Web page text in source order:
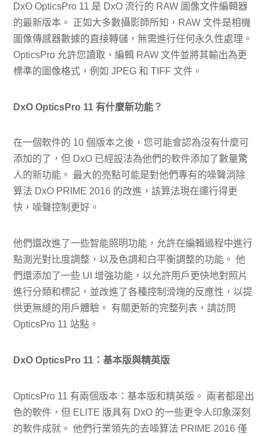
DxO OpticsPro 11 是 DxO 流行的 RAW 圖像文件編輯器
的最新版本。 正如大多數攝影師所知，RAW 文件是相機
圖像傳感器數據的直接轉儲，無需進行任何永久性處理。
OpticsPro 允許您讀取、編輯 RAW 文件並將其輸出為更
標準的圖像格式，例如 JPEG 和 TIFF 文件。
DxO OpticsPro 11 有什麼新功能？
在一個軟件的 10 個版本之後，您可能會認為沒有什麼可
添加的了，但 DxO 已經設法為他們的軟件添加了數量驚
人的新功能。 最大的亮點可能是對他們專有的噪聲消除
算法 DxO PRIME 2016 的改進，該算法現在運行得更
快，噪聲控制更好。
他們還改進了一些智能照明功能，允許在編輯過程中進行
點測光對比度調整，以及色調和白平衡調整的功能。 他
們還添加了一些 UI 增強功能，以允許用戶更快地對照片
進行分類和標記，並改進了各種控制滑塊的反應性，以提
供更無縫的用戶體驗。 有關更新的完整列表，請訪問
OpticsPro 11 站點。
DxO OpticsPro 11：基本版與精英版
OpticsPro 11 有兩個版本：基本版和精英版。 兩者都是出
色的軟件，但 ELITE 版具有 DxO 的一些更令人印象深刻
的軟件成就。 他們行業領先的去噪算法 PRIME 2016 僅